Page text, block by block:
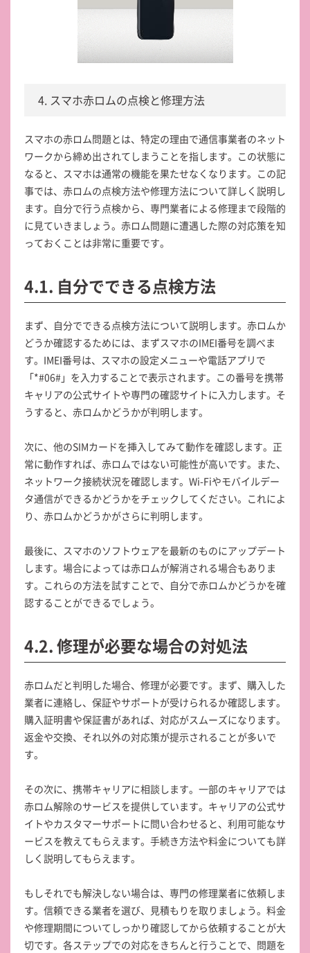
4. スマホ赤ロムの点検と修理方法
スマホの赤ロム問題とは、特定の理由で通信事業者のネット
ワークから締め出されてしまうことを指します。この状態に
なると、スマホは通常の機能を果たせなくなります。この記
事では、赤ロムの点検方法や修理方法について詳しく説明し
ます。自分で行う点検から、専門業者による修理まで段階的
に見ていきましょう。赤ロム問題に遭遇した際の対応策を知
っておくことは非常に重要です。
4.1. 自分でできる点検方法
まず、自分でできる点検方法について説明します。赤ロムか
どうか確認するためには、まずスマホのIMEI番号を調べま
す。IMEI番号は、スマホの設定メニューや電話アプリで
「*#06#」を入力することで表示されます。この番号を携帯
キャリアの公式サイトや専門の確認サイトに入力します。そ
うすると、赤ロムかどうかが判明します。
次に、他のSIMカードを挿入してみて動作を確認します。正
常に動作すれば、赤ロムではない可能性が高いです。また、
ネットワーク接続状況を確認します。Wi-Fiやモバイルデー
タ通信ができるかどうかをチェックしてください。これによ
り、赤ロムかどうかがさらに判明します。
最後に、スマホのソフトウェアを最新のものにアップデート
します。場合によっては赤ロムが解消される場合もありま
す。これらの方法を試すことで、自分で赤ロムかどうかを確
認することができるでしょう。
4.2. 修理が必要な場合の対処法
赤ロムだと判明した場合、修理が必要です。まず、購入した
業者に連絡し、保証やサポートが受けられるか確認します。
購入証明書や保証書があれば、対応がスムーズになります。
返金や交換、それ以外の対応策が提示されることが多いで
す。
その次に、携帯キャリアに相談します。一部のキャリアでは
赤ロム解除のサービスを提供しています。キャリアの公式サ
イトやカスタマーサポートに問い合わせると、利用可能なサ
ービスを教えてもらえます。手続き方法や料金についても詳
しく説明してもらえます。
もしそれでも解決しない場合は、専門の修理業者に依頼しま
す。信頼できる業者を選び、見積もりを取りましょう。料金
や修理期間についてしっかり確認してから依頼することが大
切です。各ステップでの対応をきちんと行うことで、問題を